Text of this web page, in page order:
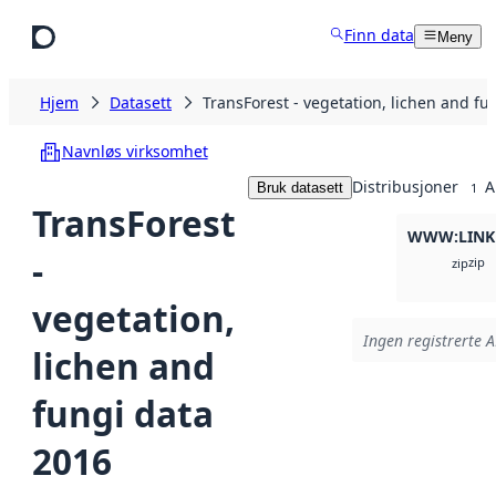
Finn data Meny
Hjem Datasett TransForest - vegetation, lichen and
Navnløs virksomhet
TransForest
-
vegetation,
lichen and
fungi data
2016
Bruk datasett Distribusjoner 1
WWW:LINK
zipzip
Ingen registrerte